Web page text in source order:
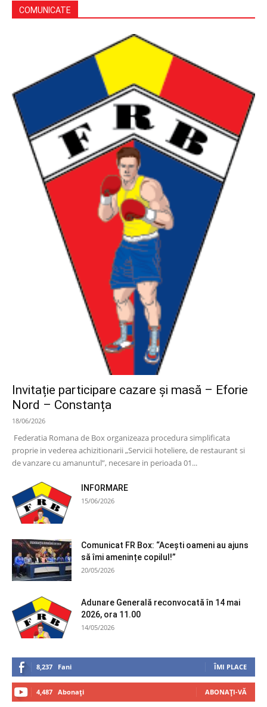
COMUNICATE
Invitație participare cazare și masă – Eforie
Nord – Constanța
18/06/2026
Federatia Romana de Box organizeaza procedura simplificata
proprie in vederea achizitionarii „Servicii hoteliere, de restaurant si
de vanzare cu amanuntul”, necesare in perioada 01...
INFORMARE
15/06/2026
Comunicat FR Box: “Acești oameni au ajuns
să îmi amenințe copilul!”
20/05/2026
Adunare Generală reconvocată în 14 mai
2026, ora 11.00
14/05/2026
8,237 Fani ÎMI PLACE
4,487 Abonați ABONAȚI-VĂ